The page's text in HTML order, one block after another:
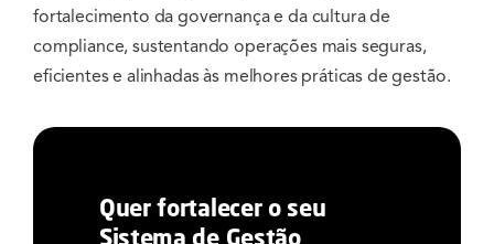
fortalecimento da governança e da cultura de
compliance, sustentando operações mais seguras,
eficientes e alinhadas às melhores práticas de gestão.
Quer fortalecer o seu
Sistema de Gestão